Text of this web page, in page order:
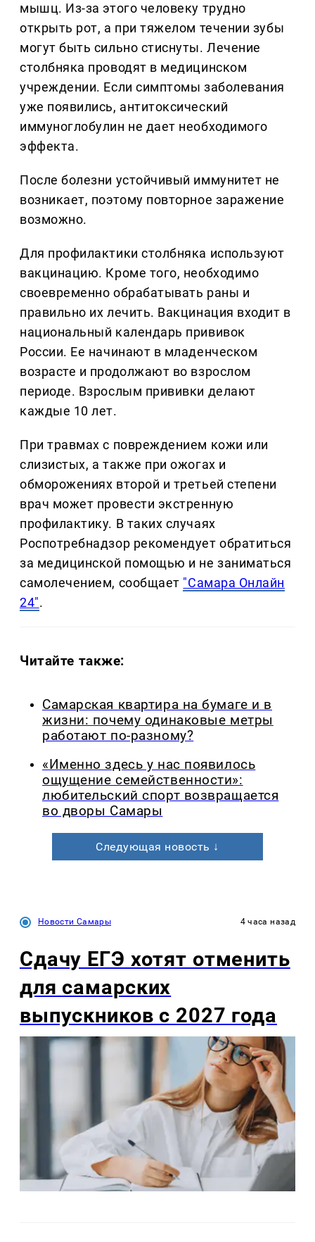
мышц. Из-за этого человеку трудно
открыть рот, а при тяжелом течении зубы
могут быть сильно стиснуты. Лечение
столбняка проводят в медицинском
учреждении. Если симптомы заболевания
уже появились, антитоксический
иммуноглобулин не дает необходимого
эффекта.
После болезни устойчивый иммунитет не
возникает, поэтому повторное заражение
возможно.
Для профилактики столбняка используют
вакцинацию. Кроме того, необходимо
своевременно обрабатывать раны и
правильно их лечить. Вакцинация входит в
национальный календарь прививок
России. Ее начинают в младенческом
возрасте и продолжают во взрослом
периоде. Взрослым прививки делают
каждые 10 лет.
При травмах с повреждением кожи или
слизистых, а также при ожогах и
обморожениях второй и третьей степени
врач может провести экстренную
профилактику. В таких случаях
Роспотребнадзор рекомендует обратиться
за медицинской помощью и не заниматься
самолечением, сообщает "Самара Онлайн
24".
Читайте также:
Самарская квартира на бумаге и в
жизни: почему одинаковые метры
работают по-разному?
«Именно здесь у нас появилось
ощущение семейственности»:
любительский спорт возвращается
во дворы Самары
Следующая новость ↓
Новости Самары 4 часа назад
Сдачу ЕГЭ хотят отменить
для самарских
выпускников с 2027 года